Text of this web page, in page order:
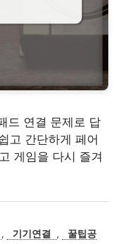
드 연결 문제로 답
고 간단하게 페어
게임을 다시 즐겨
, 기기연결 ,
꿀팁공